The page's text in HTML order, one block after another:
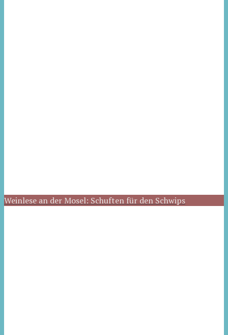
Weinlese an der Mosel: Schuften für den Schwips